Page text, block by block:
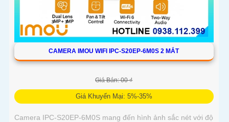
CAMERA IMOU WIFI IPC-S20EP-6M0S 2 MẮT
Giá Bán: 00 ₫
Giá Khuyến Mại: 5%-35%
Camera IPC-S20EP-6M0S mang đến hình ảnh sắc nét với độ